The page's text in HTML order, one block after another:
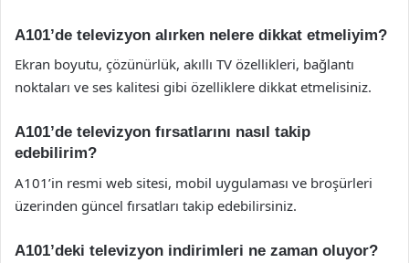
A101’de televizyon alırken nelere dikkat etmeliyim?
Ekran boyutu, çözünürlük, akıllı TV özellikleri, bağlantı
noktaları ve ses kalitesi gibi özelliklere dikkat etmelisiniz.
A101’de televizyon fırsatlarını nasıl takip
edebilirim?
A101’in resmi web sitesi, mobil uygulaması ve broşürleri
üzerinden güncel fırsatları takip edebilirsiniz.
A101’deki televizyon indirimleri ne zaman oluyor?